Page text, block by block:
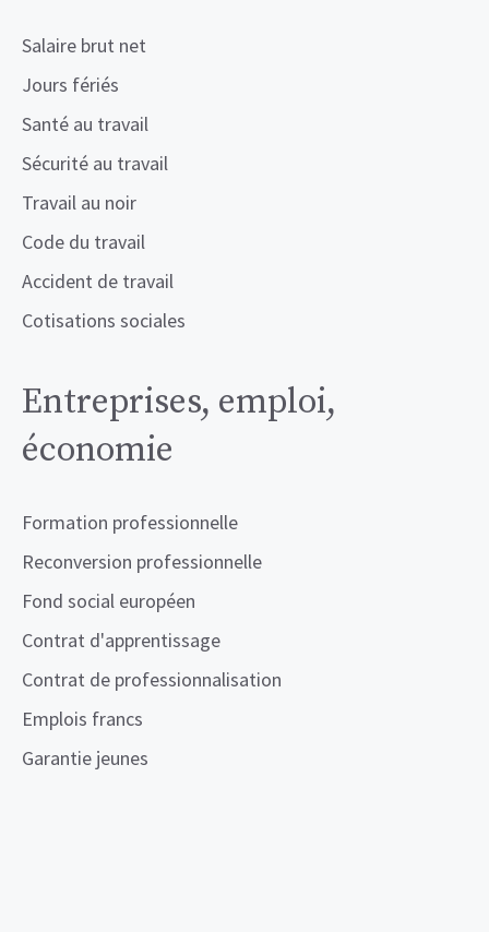
Salaire brut net
Jours fériés
Santé au travail
Sécurité au travail
Travail au noir
Code du travail
Accident de travail
Cotisations sociales
Entreprises, emploi,
économie
Formation professionnelle
Reconversion professionnelle
Fond social européen
Contrat d'apprentissage
Contrat de professionnalisation
Emplois francs
Garantie jeunes